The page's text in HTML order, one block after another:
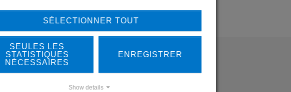
SÉLECTIONNER TOUT
SEULES LES
STATISTIQUES
NÉCESSAIRES
ENREGISTRER
Show details